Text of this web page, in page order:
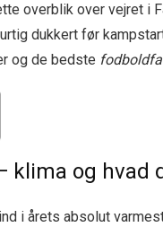
overblik over vejret i
dukkert før
og de bedste
klima og hvad
i årets absolut